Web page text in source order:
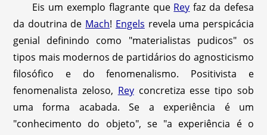
Eis um exemplo flagrante que Rey faz da defesa
da doutrina de Mach! Engels revela uma perspicácia
genial definindo como "materialistas pudicos" os
tipos mais modernos de partidários do agnosticismo
filosófico e do fenomenalismo. Positivista e
fenomenalista zeloso, Reyconcretiza esse tipo sob
uma forma acabada. Se a experiência é um
"conhecimento do objeto", se "a experiência é o